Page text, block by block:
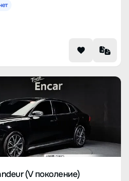
(V поколение)